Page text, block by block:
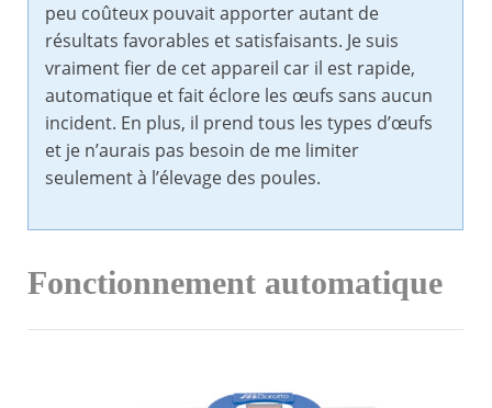
peu coûteux pouvait apporter autant de
résultats favorables et satisfaisants. Je suis
vraiment fier de cet appareil car il est rapide,
automatique et fait éclore les œufs sans aucun
incident. En plus, il prend tous les types d’œufs
et je n’aurais pas besoin de me limiter
seulement à l’élevage des poules.
Fonctionnement automatique